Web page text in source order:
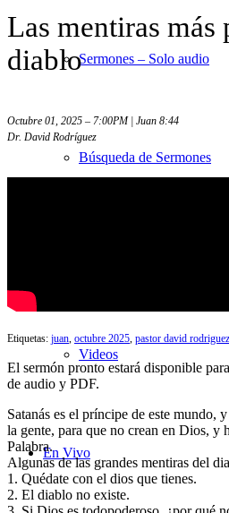
Sermones – Solo audio
Búsqueda de Sermones
Videos
En Vivo
Las mentiras más
diablo
Octubre 01, 2025 – 7:00PM | Juan 8:44
Dr. David Rodríguez
Etiquetas: juan octubre 2025 pastor david rodriguez
El sermón pronto estará disponible
de audio y PDF.
Satanás es el príncipe de este mundo,
la gente, para que no crean en Dios, y
Palabra.
Algunas de las grandes mentiras del
1. Quédate con el dios que tienes.
2. El diablo no existe.